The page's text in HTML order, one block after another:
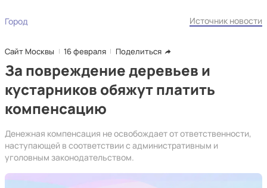
Город Источник новости
Сайт Москвы 16 февраля Поделиться
За повреждение деревьев и
кустарников обяжут платить
компенсацию
Денежная компенсация не освобождает от ответственности,
наступающей в соответствии с административным и
уголовным законодательством.